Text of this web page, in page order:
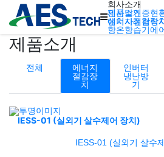
회사소개
인사말인증현
제품소개
에너지절감장
항온항습기에
설치사례협력
제품소개
전체
에너지
절감장
치
인버터
냉난방
기
IESS-01 (실외기 살수제어 장치)
IESS-01 (실외기 살수